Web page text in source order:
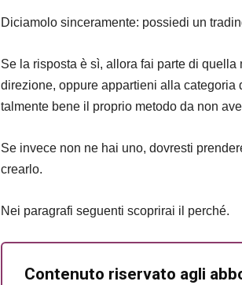
Diciamolo sinceramente: possiedi un
Se la risposta è sì, allora fai parte di
direzione, oppure appartieni alla
talmente bene il proprio metodo da non
Se invece non ne hai uno, dovresti
crearlo.
Nei paragrafi seguenti scoprirai il perché.
Contenuto riservato agli